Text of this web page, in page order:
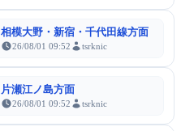
相模大野・新宿・千代田線方面
26/08/01 09:52 tsrknic
片瀬江ノ島方面
26/08/01 09:52 tsrknic